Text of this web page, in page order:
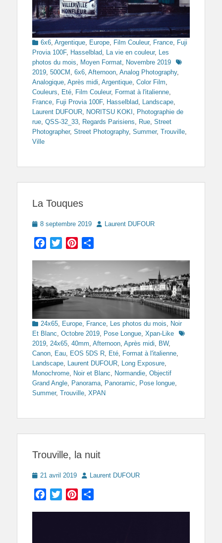
Categories
6x6, Argentique, Europe, Film Couleur, France, Fuji
Provia 100F, Hasselblad, La vie en couleur, Les
photos du mois, Moyen Format, Novembre 2019
Tags
2019, 500CM , 6x6, Afternoon, Analog Photography,
Analogique, Après midi, Argentique, Color Film,
Couleurs, Eté, Film Couleur, Format à l'italienne,
France, Fuji Provia 100F, Hasselblad, Landscape,
Laurent DUFOUR, NORITSU KOKI , Photographie de
rue, QSS-32_33, Regards Parisiens, Rue, Street
Photographer, Street Photography, Summer, Trouville,
Ville
La Touques
Posted
8 septembre 2019 AuthorLaurent DUFOUR
Facebook
TwitterPinterest
Categories
24x65 Europe France Les photos du mois
Noir
Et Blanc Octobre 2019 Pose Longue Xpan-Like
Tags
2019 24x65 40mm Afternoon Après midi BW,
Canon
Eau EOS 5DS R Eté Format à l'italienne
Landscape
Laurent DUFOUR Long Exposure
Monochrome
Noir et Blanc Normandie Objectif
Grand Angle
Panorama Panoramic Pose longue
Summer, Trouville XPAN
Trouville, la nuit
Posted
21 avril 2019 AuthorLaurent DUFOUR
Facebook
TwitterPinterest